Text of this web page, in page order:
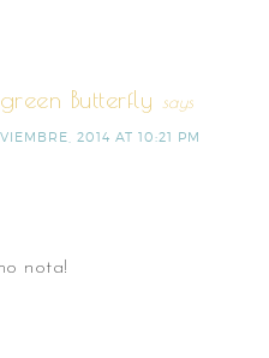
Butterfly says
2014 AT 10:21 PM
nota!